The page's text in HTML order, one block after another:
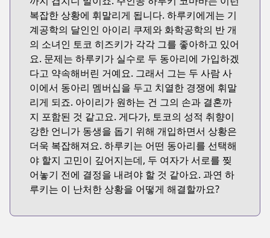
복잡한 상황에 휘말리게 됩니다. 하루키에게는 기
계공학의 달인인 아이리 쿠제와 화학공학의 반 개
의 소녀인 토코 히즈키가 각각 그를 좋아하고 있어
요. 문제는 하루키가 실수로 두 동아리에 가입하겠
다고 약속해버린 거예요. 그래서 그는 두 사람 사
이에서 동아리 멤버십을 두고 치열한 경쟁에 휘말
리게 되죠. 아이리가 원하는 건 그의 손과 결혼까
지 포함된 것 같고요. 게다가, 토코의 성적 취향이
강한 언니가 동생을 돕기 위해 개입하면서 상황은
더욱 복잡해져요. 하루키는 어떤 동아리를 선택해
야 할지 고민이 깊어지는데, 두 여자가 서로를 찢
어놓기 전에 결정을 내려야 할 것 같아요. 과연 하
루키는 이 난처한 상황을 어떻게 해결할까요?